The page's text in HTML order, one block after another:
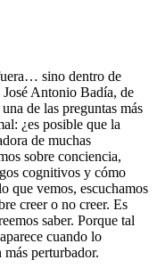
sino dentro de
Antonio Badía, de
de las preguntas más
¿es posible que la
de muchas
sobre conciencia,
cognitivos y cómo
que vemos, escuchamos
creer o no creer. Es
saber. Porque tal
cuando lo
perturbador.